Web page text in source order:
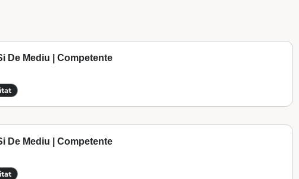
De Mediu | Competente
De Mediu | Competente